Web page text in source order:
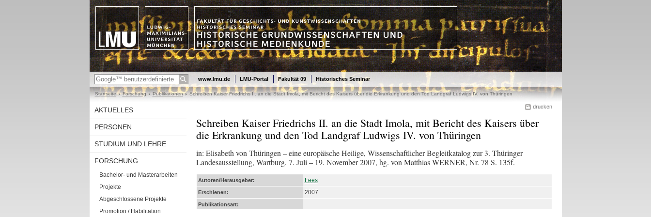
www.lmu.de LMU-Portal Fakultät 09 Historisches Seminar
Startseite Forschung Publikationen Schreiben Kaiser Friedrichs II. an die Stadt Imola, mit Bericht des Kaisers über die Erkrankung und den Tod Landgraf Ludwigs IV. von Thüringen
AKTUELLES
PERSONEN
STUDIUM UND LEHRE
FORSCHUNG
Bachelor- und Masterarbeiten
Projekte
Abgeschlossene Projekte
Promotion / Habilitation
drucken
Schreiben Kaiser Friedrichs II. an die Stadt Imola, mit Bericht des Kaisers über
die Erkrankung und den Tod Landgraf Ludwigs IV. von Thüringen
in: Elisabeth von Thüringen – eine europäische Heilige, Wissenschaftlicher Begleitkatalog zur 3. Thüringer
Landesausstellung, Wartburg, 7. Juli – 19. November 2007, hg. von Matthias WERNER, Nr. 78 S. 135f.
Autoren/Herausgeber: Fees
Erschienen: 2007
Publikationsart: